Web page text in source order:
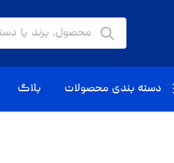
دسته بندی محصولات بلاگ